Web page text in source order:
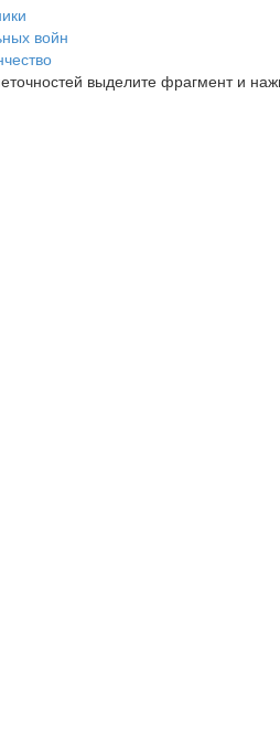
войн
выделите фрагмент и